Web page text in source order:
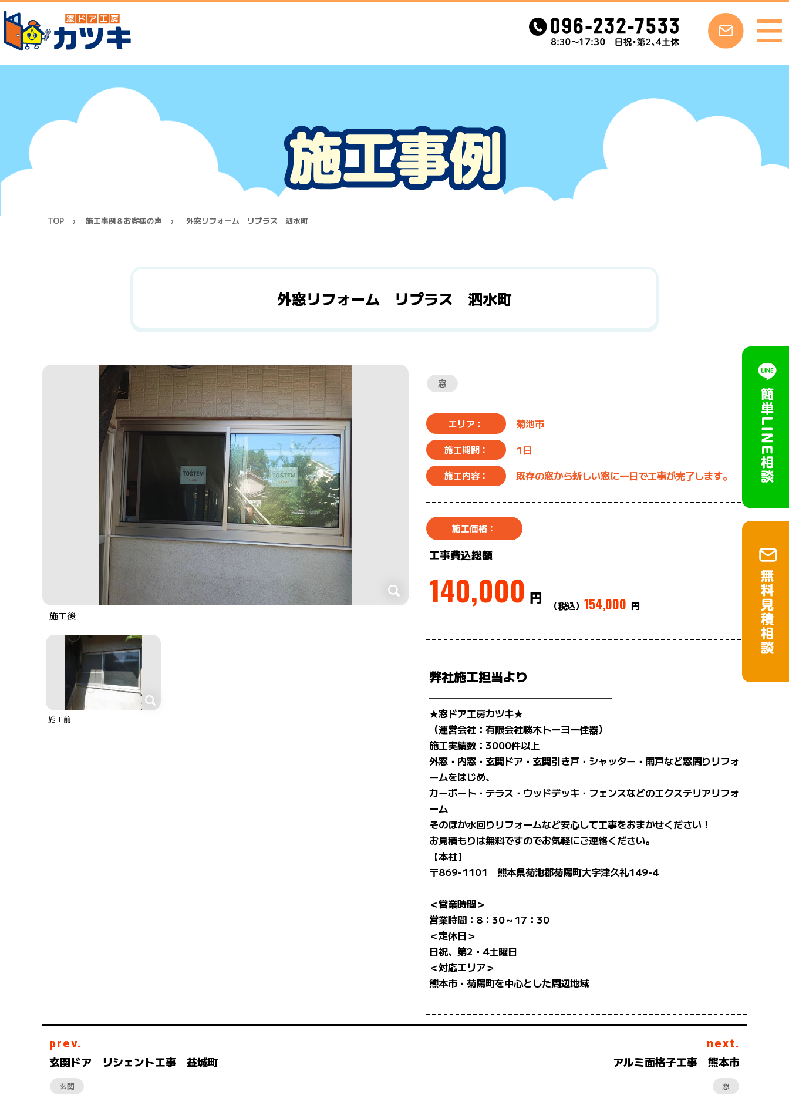
TOP 施工事例＆お客様の声 外窓リフォーム リプラス 泗水町
外窓リフォーム リプラス 泗水町
施工後
施工前
窓
エリア： 菊池市
施工期間： 1日
施工内容： 既存の窓から新しい窓に一日で工事が完了します。
施工価格：
工事費込総額
140,000 円 （税込）154,000 円
弊社施工担当より
———————————————————–
★窓ドア工房カツキ★
（運営会社：有限会社勝木トーヨー住器）
施工実績数：3000件以上
外窓・内窓・玄関ドア・玄関引き戸・シャッター・雨戸など窓周りリフォ
ームをはじめ、
カーポート・テラス・ウッドデッキ・フェンスなどのエクステリアリフォ
ーム
そのほか水回りリフォームなど安心して工事をおまかせください！
お見積もりは無料ですのでお気軽にご連絡ください。
【本社】
〒869-1101 熊本県菊池郡菊陽町大字津久礼149-4
＜営業時間＞
営業時間：8：30～17：30
＜定休日＞
日祝、第2・4土曜日
＜対応エリア＞
熊本市・菊陽町を中心とした周辺地域
prev.
玄関ドア リシェント工事 益城町
玄関
next.
アルミ面格子工事 熊本市
窓